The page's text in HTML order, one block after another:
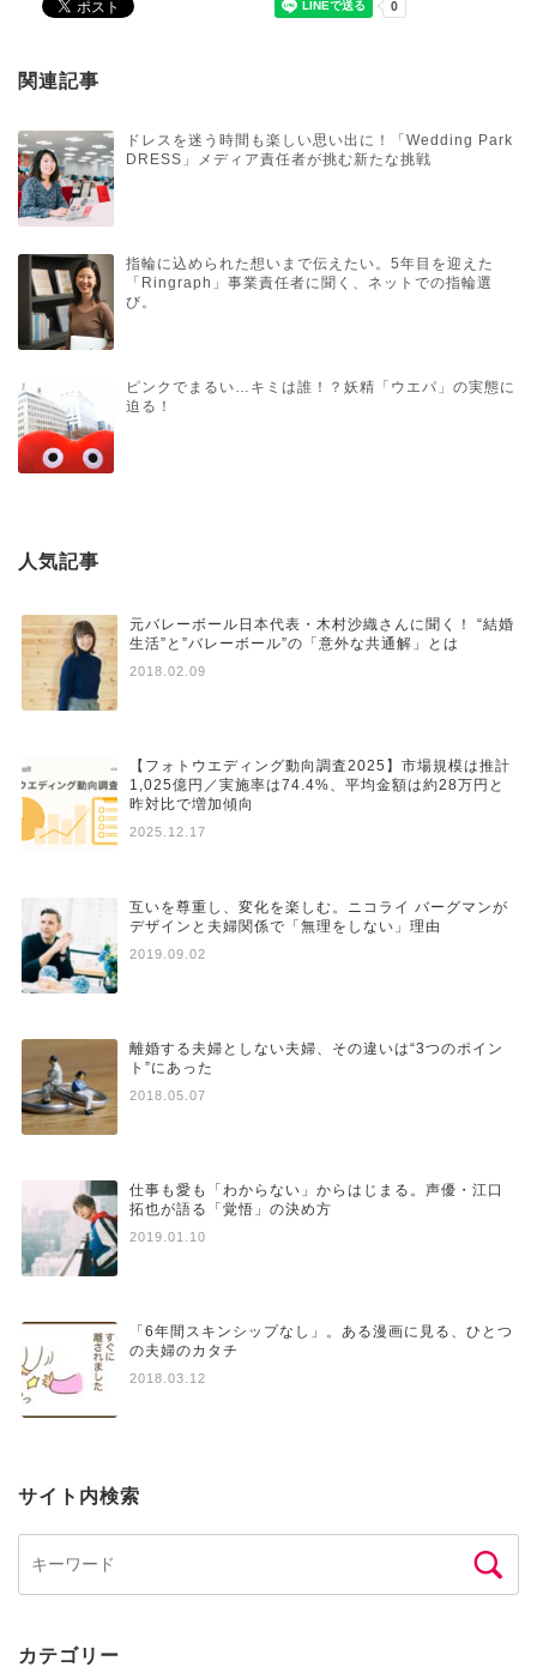
関連記事
ドレスを迷う時間も楽しい思い出に！「Wedding Park
DRESS」メディア責任者が挑む新たな挑戦
指輪に込められた想いまで伝えたい。5年目を迎えた
「Ringraph」事業責任者に聞く、ネットでの指輪選
び。
ピンクでまるい…キミは誰！？妖精「ウエパ」の実態に
迫る！
人気記事
元バレーボール日本代表・木村沙織さんに聞く！ “結婚
生活”と”バレーボール”の「意外な共通解」とは
2018.02.09
【フォトウエディング動向調査2025】市場規模は推計
1,025億円／実施率は74.4%、平均金額は約28万円と
昨対比で増加傾向
2025.12.17
互いを尊重し、変化を楽しむ。ニコライ バーグマンが
デザインと夫婦関係で「無理をしない」理由
2019.09.02
離婚する夫婦としない夫婦、その違いは“3つのポイン
ト”にあった
2018.05.07
仕事も愛も「わからない」からはじまる。声優・江口
拓也が語る「覚悟」の決め方
2019.01.10
「6年間スキンシップなし」。ある漫画に見る、ひとつ
の夫婦のカタチ
2018.03.12
サイト内検索
カテゴリー